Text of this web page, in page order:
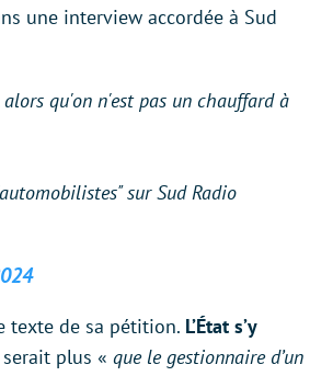
une interview accordée à Sud
alors qu'on n'est pas un chauffard à
sur Sud Radio
texte de sa pétition. L’État s’y
plus « que le gestionnaire d’un